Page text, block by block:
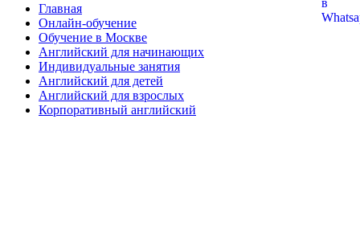
Главная
Онлайн-обучение
Обучение в Москве
Английский для начинающих
Индивидуальные занятия
Английский для детей
Английский для взрослых
Корпоративный английский